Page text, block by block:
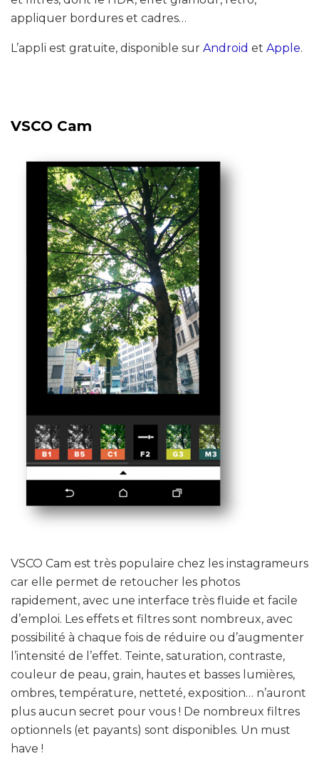
appliquer bordures et cadres…
L’appli est gratuite, disponible sur Android et Apple.
VSCO Cam
VSCO Cam est très populaire chez les instagrameurs
car elle permet de retoucher les photos
rapidement, avec une interface très fluide et facile
d’emploi. Les effets et filtres sont nombreux, avec
possibilité à chaque fois de réduire ou d’augmenter
l’intensité de l’effet. Teinte, saturation, contraste,
couleur de peau, grain, hautes et basses lumières,
ombres, température, netteté, exposition… n’auront
plus aucun secret pour vous ! De nombreux filtres
optionnels (et payants) sont disponibles. Un must
have !